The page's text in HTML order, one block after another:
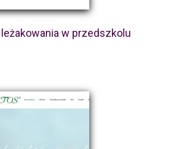
w przedszkolu